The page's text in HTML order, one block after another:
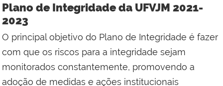
Plano de Integridade da UFVJM 2021-
2023
O principal objetivo do Plano de Integridade é fazer
com que os riscos para a integridade sejam
monitorados constantemente, promovendo a
adoção de medidas e ações institucionais